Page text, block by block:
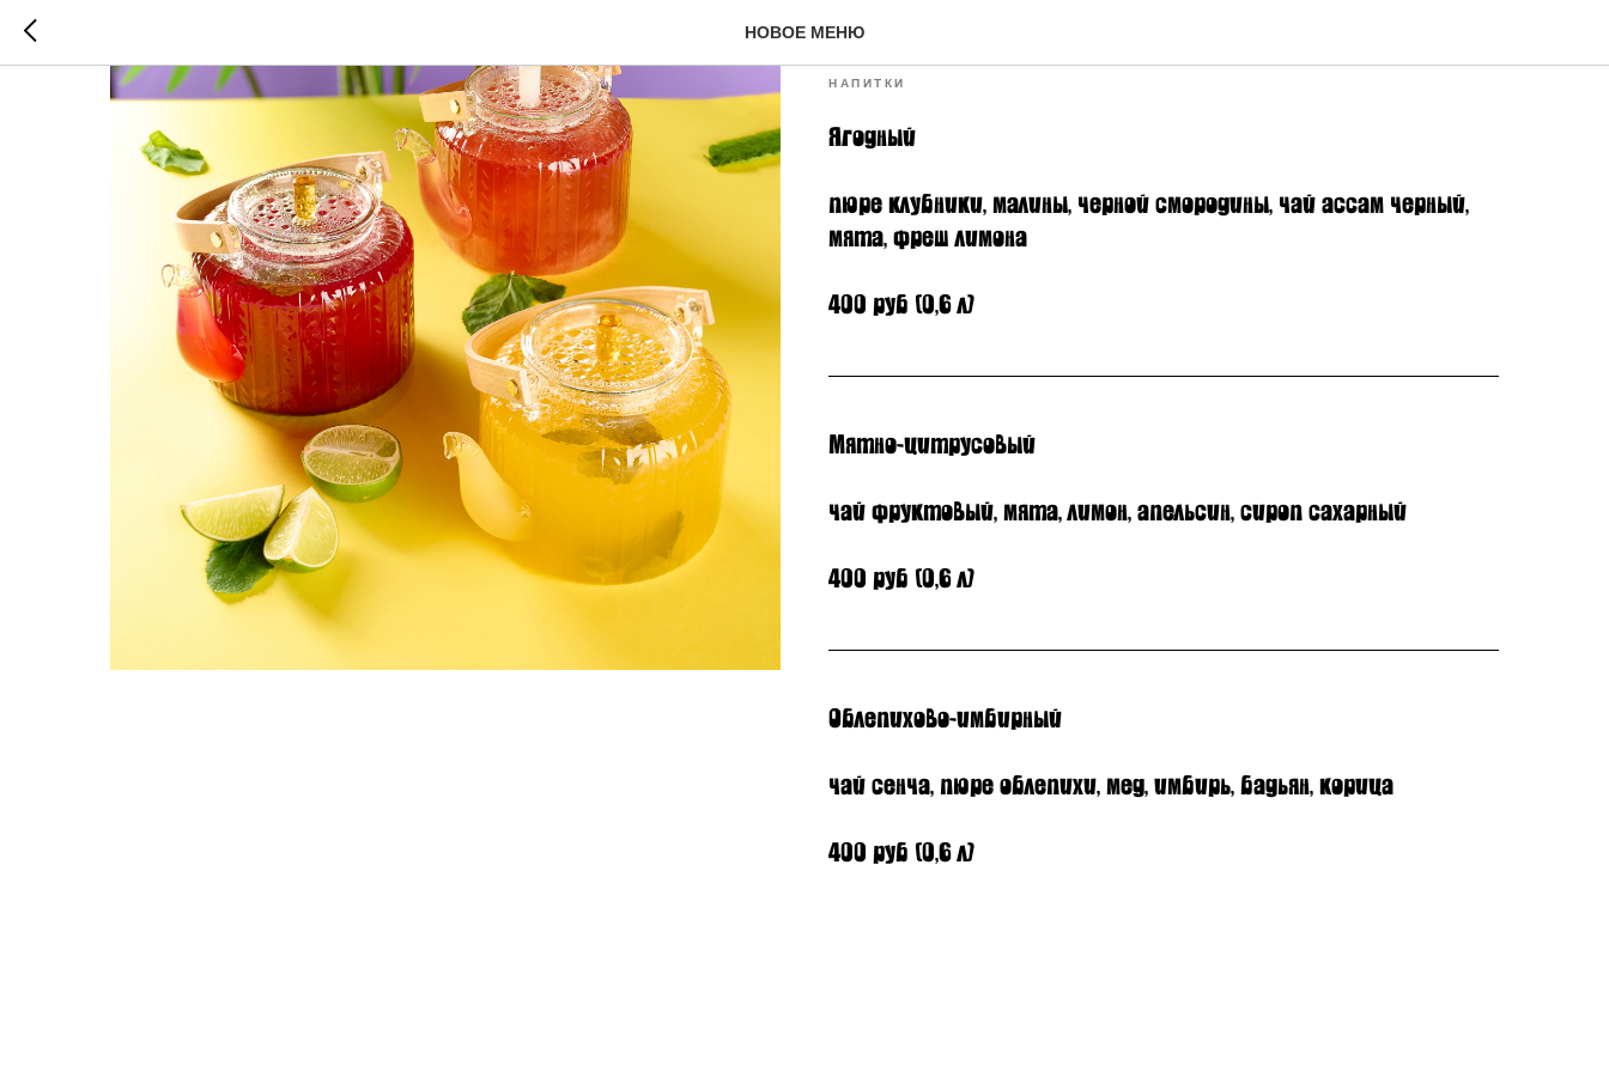
НОВОЕ МЕНЮДомашний чай в ассортименте
НАПИТКИ
Ягодный
пюре клубники, малины, черной смородины, чай ассам черный,
мята, фреш лимона
400 руб (0,6 л)
Мятно-цитрусовый
чай фруктовый, мята, лимон, апельсин, сироп сахарный
400 руб (0,6 л)
Облепихово-имбирный
чай сенча, пюре облепихи, мед, имбирь, бадьян, корица
400 руб (0,6 л)